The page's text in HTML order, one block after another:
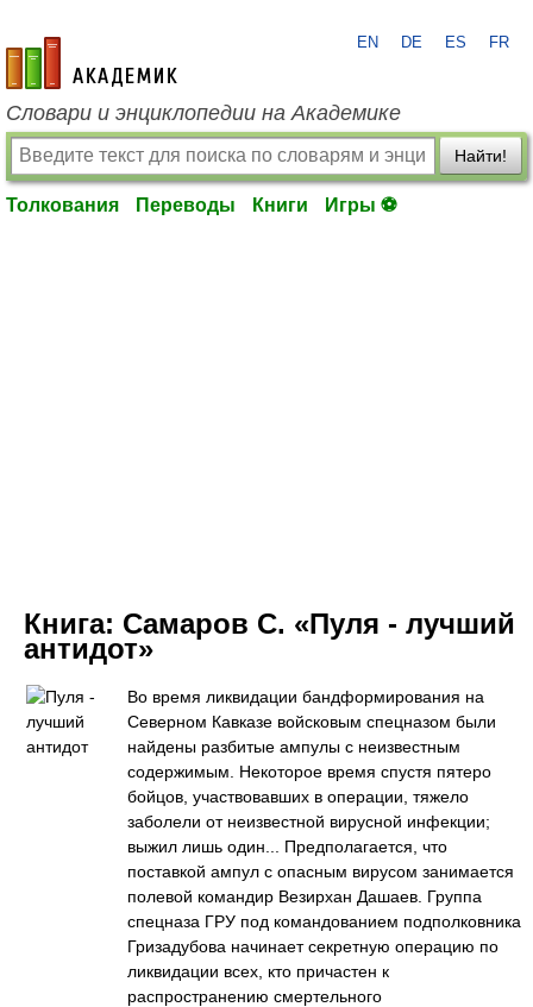
academic.ru
EN DE ES FR
Словари и энциклопедии на Академике
Найти!
Толкования Переводы Книги Игры ⚽
Книга: Самаров С. «Пуля - лучший
антидот»
Во время ликвидации бандформирования на
Северном Кавказе войсковым спецназом были
найдены разбитые ампулы с неизвестным
содержимым. Некоторое время спустя пятеро
бойцов, участвовавших в операции, тяжело
заболели от неизвестной вирусной инфекции;
выжил лишь один... Предполагается, что
поставкой ампул с опасным вирусом занимается
полевой командир Везирхан Дашаев. Группа
спецназа ГРУ под командованием подполковника
Гризадубова начинает секретную операцию по
ликвидации всех, кто причастен к
распространению смертельного